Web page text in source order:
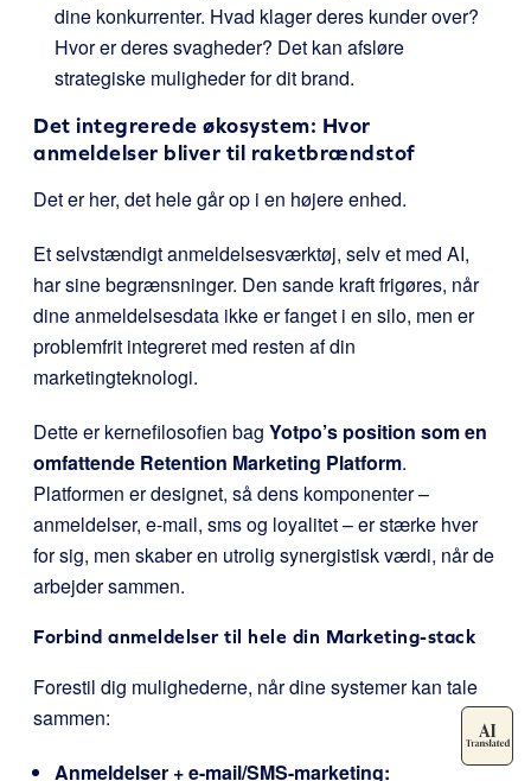
dine konkurrenter. Hvad klager deres kunder over?
Hvor er deres svagheder? Det kan afsløre
strategiske muligheder for dit brand.
Det integrerede økosystem: Hvor
anmeldelser bliver til raketbrændstof
Det er her, det hele går op i en højere enhed.
Et selvstændigt anmeldelsesværktøj, selv et med AI,
har sine begrænsninger. Den sande kraft frigøres, når
dine anmeldelsesdata ikke er fanget i en silo, men er
problemfrit integreret med resten af din
marketingteknologi.
Dette er kernefilosofien bag Yotpo’s position som en
omfattende Retention Marketing Platform.
Platformen er designet, så dens komponenter –
anmeldelser, e-mail, sms og loyalitet – er stærke hver
for sig, men skaber en utrolig synergistisk værdi, når de
arbejder sammen.
Forbind anmeldelser til hele din Marketing-stack
Forestil dig mulighederne, når dine systemer kan tale
sammen:
Anmeldelser + e-mail/SMS-marketing: